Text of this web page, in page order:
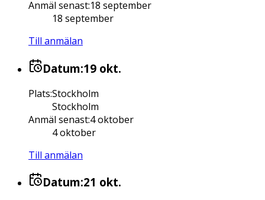
Anmäl senast:18 september
18 september
Till anmälan
Datum:19 okt.
Plats:Stockholm
Stockholm
Anmäl senast:4 oktober
4 oktober
Till anmälan
Datum:21 okt.